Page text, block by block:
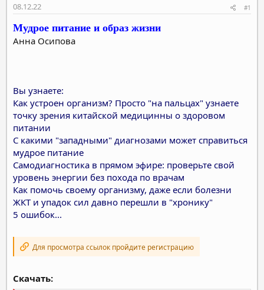
м
ы
а
а
08.12.22 #1
Мудрое питание и образ жизни
Анна Осипова
Вы узнаете:
Как устроен организм? Просто "на пальцах" узнаете
точку зрения китайской медицинны о здоровом
питании
С какими "западными" диагнозами может справиться
мудрое питание
Самодиагностика в прямом эфире: проверьте свой
уровень энергии без похода по врачам
Как помочь своему организму, даже если болезни
ЖКТ и упадок сил давно перешли в "хронику"
5 ошибок...
Для просмотра ссылок пройдите регистрацию
Скачать: